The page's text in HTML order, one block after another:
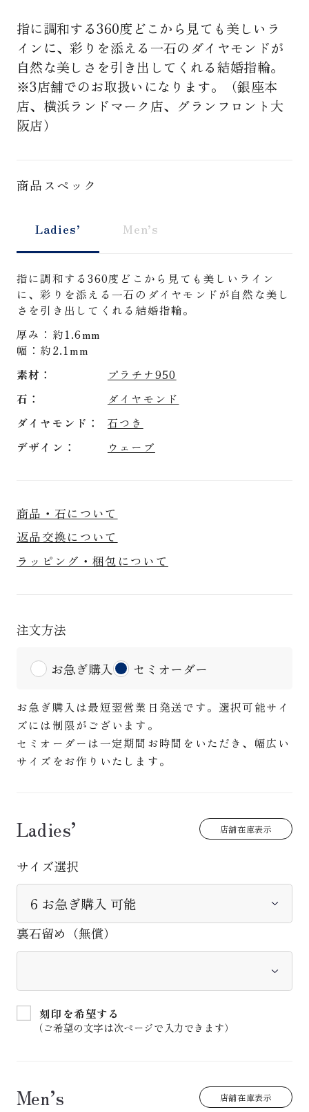
指に調和する360度どこから見ても美しいラ
インに、彩りを添える一石のダイヤモンドが
自然な美しさを引き出してくれる結婚指輪。
※3店舗でのお取扱いになります。（銀座本
店、横浜ランドマーク店、グランフロント大
阪店）
商品スペック
Ladies’ Men’s
指に調和する360度どこから見ても美しいライン
に、彩りを添える一石のダイヤモンドが自然な美し
さを引き出してくれる結婚指輪。
厚み：約1.6mm
幅：約2.1mm
素材
プラチナ950
石
ダイヤモンド
ダイヤモンド
石つき
デザイン
ウェーブ
商品・石について
返品交換について
ラッピング・梱包について
注文方法
お急ぎ購入 セミオーダー
お急ぎ購入は最短翌営業日発送です。選択可能サイ
ズには制限がございます。
セミオーダーは一定期間お時間をいただき、幅広い
サイズをお作りいたします。
Ladies’ 店舗在庫表示
サイズ選択
裏石留め（無償）
刻印を希望する
（ご希望の文字は次ページで入力できます）
Men’s 店舗在庫表示